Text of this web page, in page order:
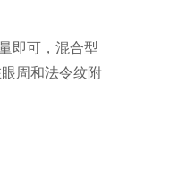
即可，混合型
周和法令纹附